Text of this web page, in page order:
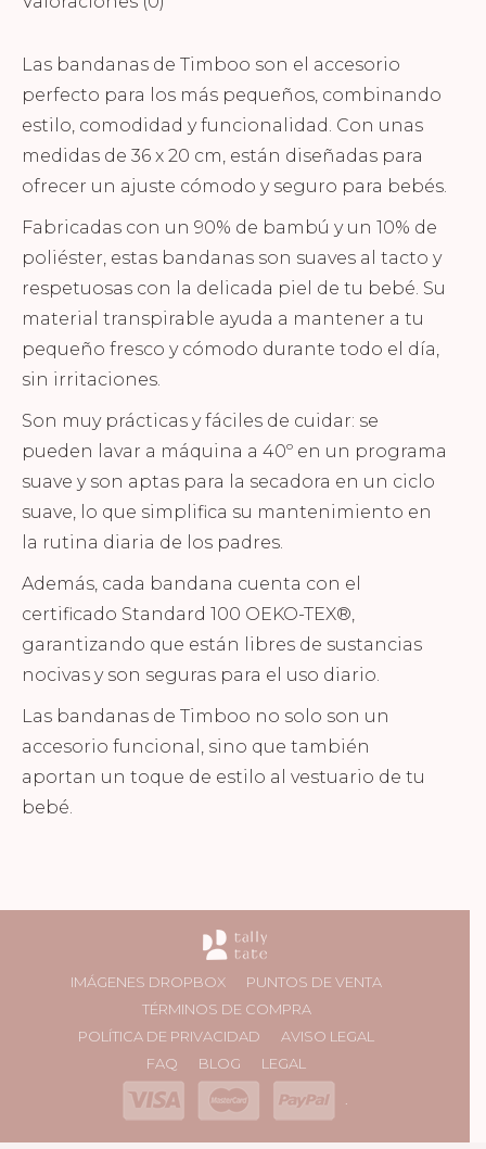
Las bandanas de Timboo son el accesorio
perfecto para los más pequeños, combinando
estilo, comodidad y funcionalidad. Con unas
medidas de 36 x 20 cm, están diseñadas para
ofrecer un ajuste cómodo y seguro para bebés.
Fabricadas con un 90% de bambú y un 10% de
poliéster, estas bandanas son suaves al tacto y
respetuosas con la delicada piel de tu bebé. Su
material transpirable ayuda a mantener a tu
pequeño fresco y cómodo durante todo el día,
sin irritaciones.
Son muy prácticas y fáciles de cuidar: se
pueden lavar a máquina a 40º en un programa
suave y son aptas para la secadora en un ciclo
suave, lo que simplifica su mantenimiento en
la rutina diaria de los padres.
Además, cada bandana cuenta con el
certificado Standard 100 OEKO-TEX®,
garantizando que están libres de sustancias
nocivas y son seguras para el uso diario.
Las bandanas de Timboo no solo son un
accesorio funcional, sino que también
aportan un toque de estilo al vestuario de tu
bebé.
IMÁGENES DROPBOX
PUNTOS DE VENTA
TÉRMINOS DE COMPRA
POLÍTICA DE PRIVACIDAD
AVISO LEGAL
FAQ
BLOG LEGAL